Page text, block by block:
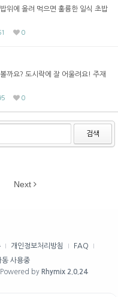
위에 올려 먹으면 훌륭한 일식 초밥
0
까요? 도시락에 잘 어울려요! 주재
0
검색
Next
개인정보처리방침
FAQ
동 사용중
by Rhymix 2.0.24